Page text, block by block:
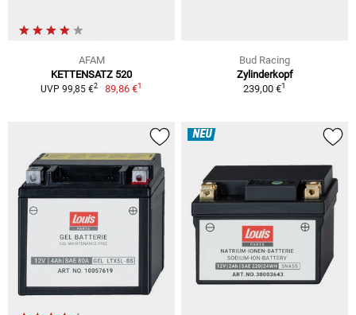
AFAM
KETTENSATZ 520
UVP 99,85 €2 89,86 €1
Bud Racing
Zylinderkopf
239,00 €1
NEU